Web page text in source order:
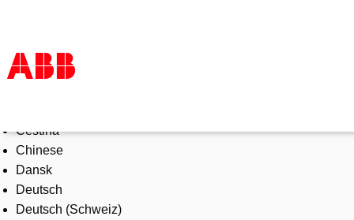
Products & Solutions
Industries
Services
About us
Where to buy
Čeština
Chinese
Dansk
Deutsch
Deutsch (Schweiz)